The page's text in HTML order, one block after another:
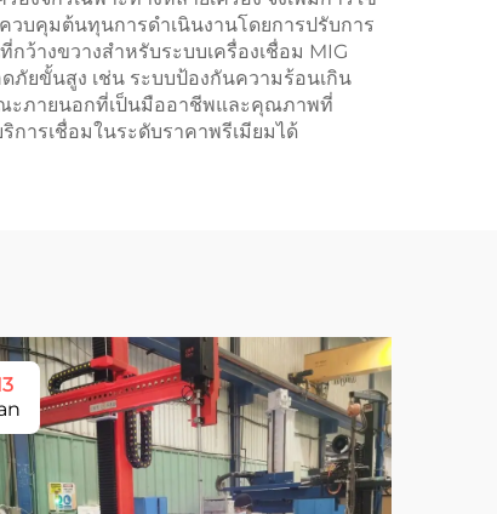
บคุมต้นทุนการดำเนินงานโดยการปรับการ
างขวางสำหรับระบบเครื่องเชื่อม MIG
ยขั้นสูง เช่น ระบบป้องกันความร้อนเกิน
ณะภายนอกที่เป็นมืออาชีพและคุณภาพที่
การเชื่อมในระดับราคาพรีเมียมได้